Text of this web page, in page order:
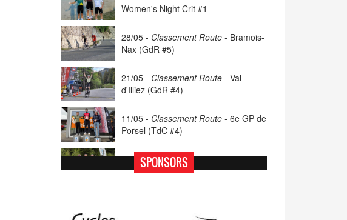
Women's Night Crit #1
28/05 - Classement Route - Bramois-
Nax (GdR #5)
21/05 - Classement Route - Val-
d'Illiez (GdR #4)
11/05 - Classement Route - 6e GP de
Porsel (TdC #4)
07/05 -Classement Route -Blonay-
Les Pléiades (GdR #3)
SPONSORS